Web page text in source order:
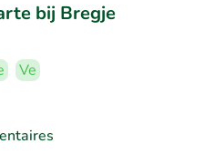
bij Bregje
Ve